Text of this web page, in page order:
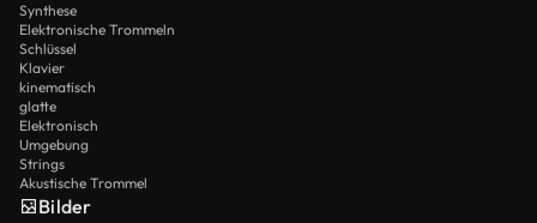
Synthese
Elektronische Trommeln
Schlüssel
Klavier
kinematisch
glatte
Elektronisch
Umgebung
Strings
Akustische Trommel
Bilder